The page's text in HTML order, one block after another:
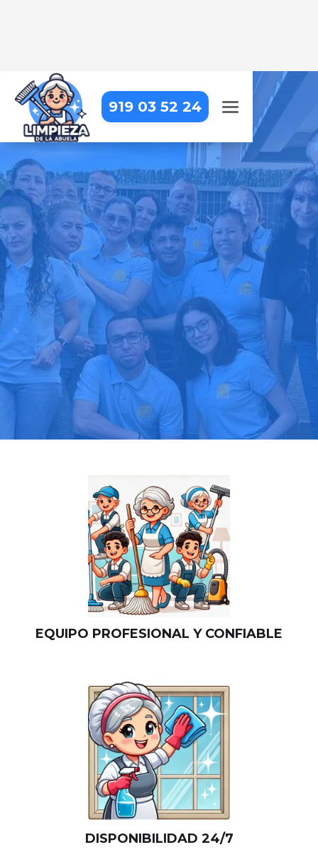
919 03 52 24
LIMPIEZA DE COMUNIDADES
EN CERCEDILLA
Cuidamos cada rincón de tu
comunidad para un entorno limpio
y agradable
Pide tu presupuesto gratis
Llama hoy: 919 03 52 24
Más de 1000 clientes confían en nosotros
⭐⭐⭐⭐⭐
EQUIPO PROFESIONAL Y CONFIABLE
DISPONIBILIDAD 24/7